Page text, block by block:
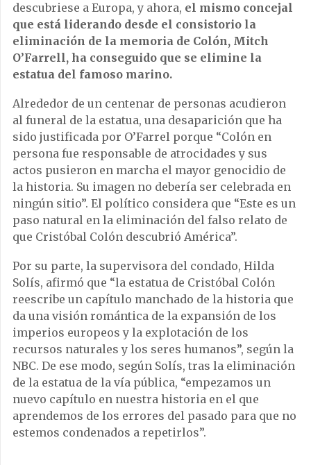
descubriese a Europa, y ahora, el mismo concejal
que está liderando desde el consistorio la
eliminación de la memoria de Colón, Mitch
O’Farrell, ha conseguido que se elimine la
estatua del famoso marino.
Alrededor de un centenar de personas acudieron
al funeral de la estatua, una desaparición que ha
sido justificada por O’Farrel porque “Colón en
persona fue responsable de atrocidades y sus
actos pusieron en marcha el mayor genocidio de
la historia. Su imagen no debería ser celebrada en
ningún sitio”. El político considera que “Este es un
paso natural en la eliminación del falso relato de
que Cristóbal Colón descubrió América”.
Por su parte, la supervisora del condado, Hilda
Solís, afirmó que “la estatua de Cristóbal Colón
reescribe un capítulo manchado de la historia que
da una visión romántica de la expansión de los
imperios europeos y la explotación de los
recursos naturales y los seres humanos”, según la
NBC. De ese modo, según Solís, tras la eliminación
de la estatua de la vía pública, “empezamos un
nuevo capítulo en nuestra historia en el que
aprendemos de los errores del pasado para que no
estemos condenados a repetirlos”.